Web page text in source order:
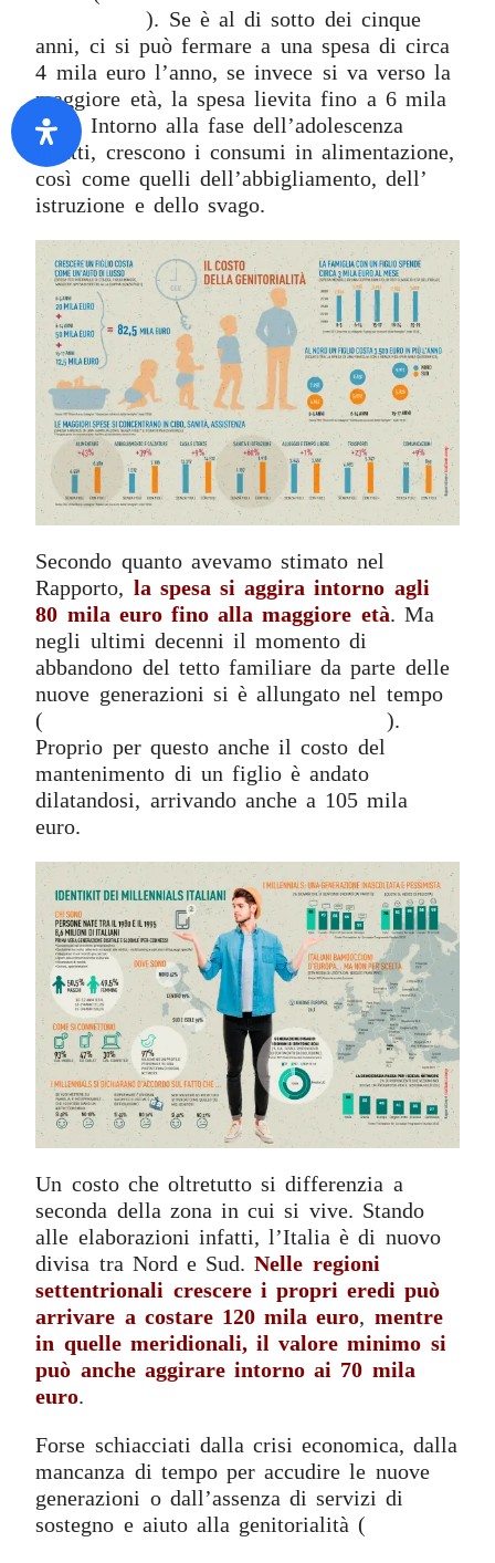
genitorialità). Se è al di sotto dei cinque
anni, ci si può fermare a una spesa di circa
4 mila euro l’anno, se invece si va verso la
maggiore età, la spesa lievita fino a 6 mila
euro. Intorno alla fase dell’adolescenza
infatti, crescono i consumi in alimentazione,
così come quelli dell’abbigliamento, dell’
istruzione e dello svago.
Secondo quanto avevamo stimato nel
Rapporto, la spesa si aggira intorno agli
80 mila euro fino alla maggiore età. Ma
negli ultimi decenni il momento di
abbandono del tetto familiare da parte delle
nuove generazioni si è allungato nel tempo
( qui il nostro articolo sui Millennials).
Proprio per questo anche il costo del
mantenimento di un figlio è andato
dilatandosi, arrivando anche a 105 mila
euro.
Un costo che oltretutto si differenzia a
seconda della zona in cui si vive. Stando
alle elaborazioni infatti, l’Italia è di nuovo
divisa tra Nord e Sud.Nelle regioni
settentrionali crescere i propri eredi può
arrivare a costare 120 mila euro, mentre
in quelle meridionali, il valore minimo si
può anche aggirare intorno ai 70 mila
euro.
Forse schiacciati dalla crisi economica, dalla
mancanza di tempo per accudire le nuove
generazioni o dall’assenza di servizi di
sostegno e aiuto alla genitorialità (